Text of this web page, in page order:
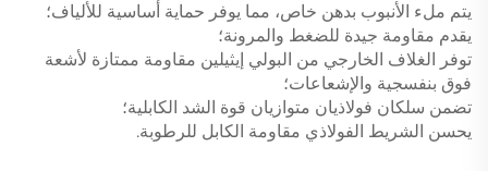
يتم ملء الأنبوب بدهن خاص، مما يوفر حماية أساسية للألياف؛
يقدم مقاومة جيدة للضغط والمرونة؛
توفر الغلاف الخارجي من البولي إيثيلين مقاومة ممتازة لأشعة
فوق بنفسجية والإشعاعات؛
تضمن سلكان فولاذيان متوازيان قوة الشد الكابلية؛
يحسن الشريط الفولاذي مقاومة الكابل للرطوبة.